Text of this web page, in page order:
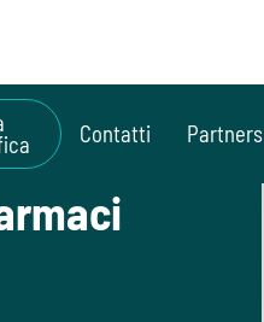
Contatti Partners